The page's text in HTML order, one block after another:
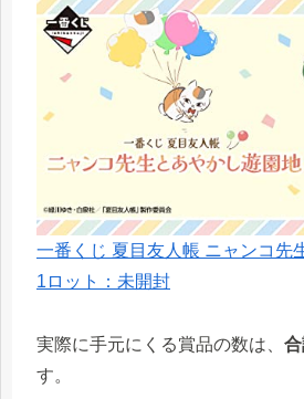
一番くじ 夏目友人帳 ニャンコ先
1ロット：未開封
実際に手元にくる賞品の数は、
す。